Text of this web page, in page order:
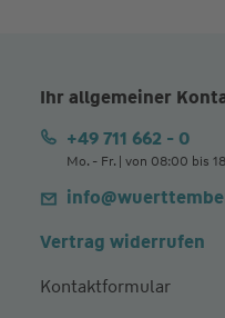
Ihr allgemeiner
+49 711 662 - 0
Mo. - Fr. | von 08:00 bis
Vertrag widerrufen
Kontaktformular